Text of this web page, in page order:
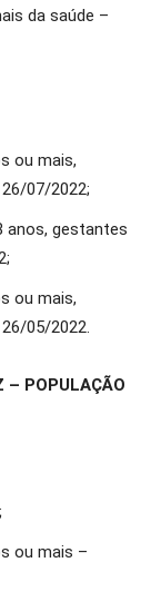
da saúde –
ou mais,
07/2022;
anos, gestantes
ou mais,
05/2022.
POPULAÇÃO
ou mais –